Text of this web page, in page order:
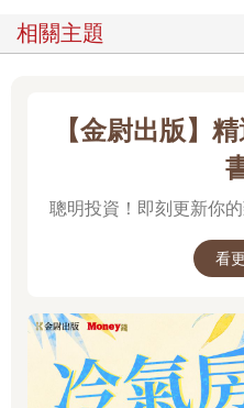
師」，反正改變夢想也不需要太
高一時，我曾到養老院進行
輕廚師。我看著他用親手做的
職業有了憧憬。在我改變志向
了我當時的課業狀態，但必須
校成績須達1.9等級，但當時成
跟那間學校的錄取標準天差地
但後來導師的反應很慌張，
心態才這麼跟我說，結果我卻
相關主題
【金尉出版】
聰明投資！即刻更新你
看